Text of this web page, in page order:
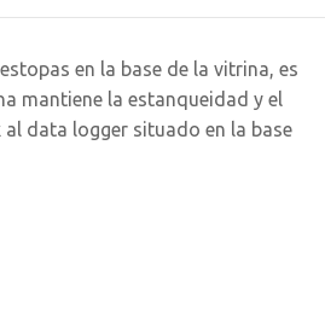
en la base de la vitrina, es
mantiene la estanqueidad y el
data logger situado en la base